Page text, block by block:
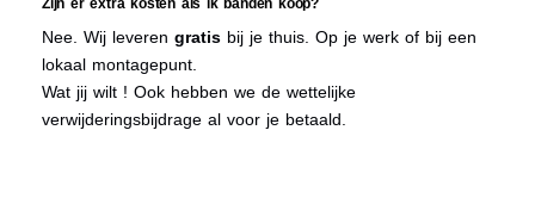
Zijn er extra kosten als ik banden koop?
Nee. Wij leveren gratis bij je thuis. Op je werk of bij een
lokaal montagepunt.
Wat jij wilt ! Ook hebben we de wettelijke
verwijderingsbijdrage al voor je betaald.